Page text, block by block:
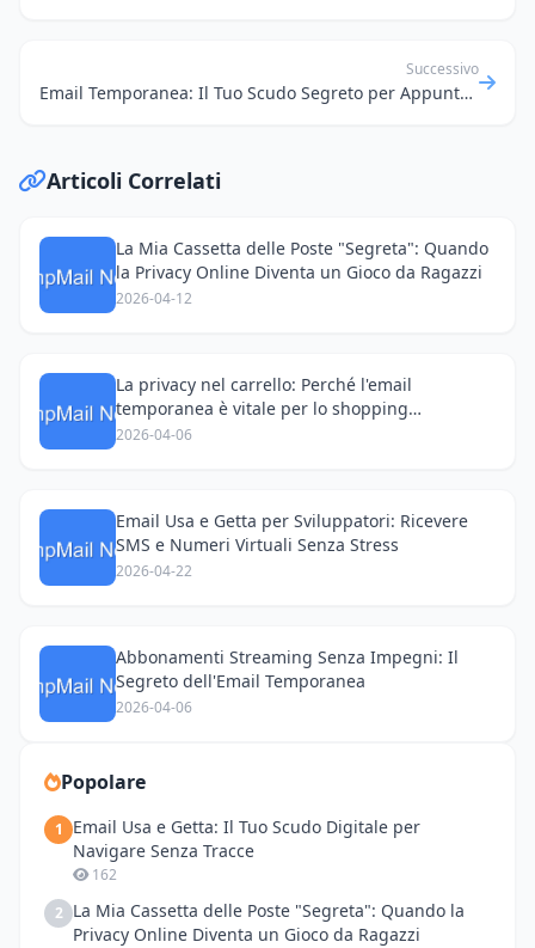
Successivo
Email Temporanea: Il Tuo Scudo Segreto per Appuntamenti Online e Privacy
Articoli Correlati
La Mia Cassetta delle Poste "Segreta": Quando
la Privacy Online Diventa un Gioco da Ragazzi
2026-04-12
La privacy nel carrello: Perché l'email
temporanea è vitale per lo shopping
transfrontaliero
2026-04-06
Email Usa e Getta per Sviluppatori: Ricevere
SMS e Numeri Virtuali Senza Stress
2026-04-22
Abbonamenti Streaming Senza Impegni: Il
Segreto dell'Email Temporanea
2026-04-06
Popolare
1
Email Usa e Getta: Il Tuo Scudo Digitale per
Navigare Senza Tracce
162
2 La Mia Cassetta delle Poste "Segreta": Quando la
Privacy Online Diventa un Gioco da Ragazzi